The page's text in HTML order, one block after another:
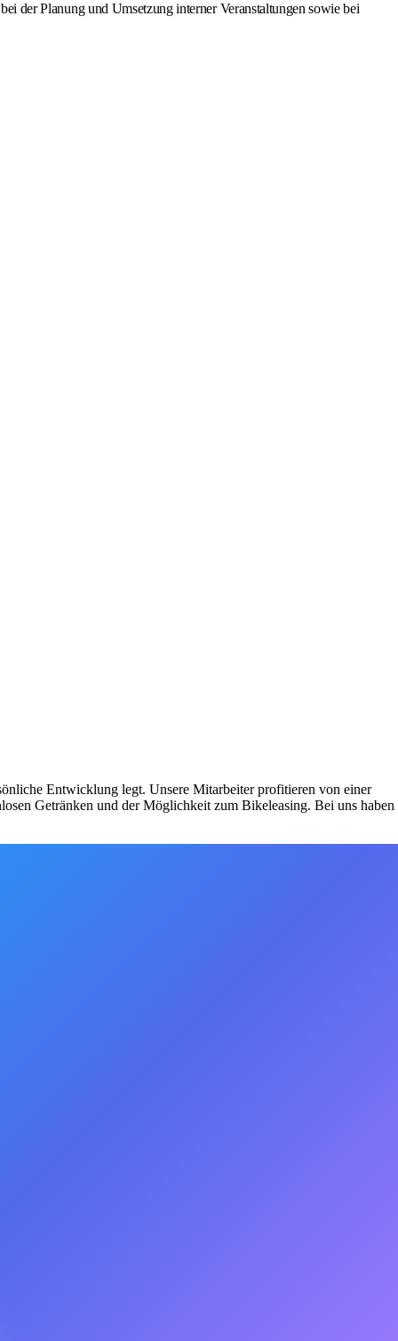
der Planung und Umsetzung interner Veranstaltungen sowie bei
Entwicklung legt. Unsere Mitarbeiter profitieren von einer
Getränken und der Möglichkeit zum Bikeleasing. Bei uns haben